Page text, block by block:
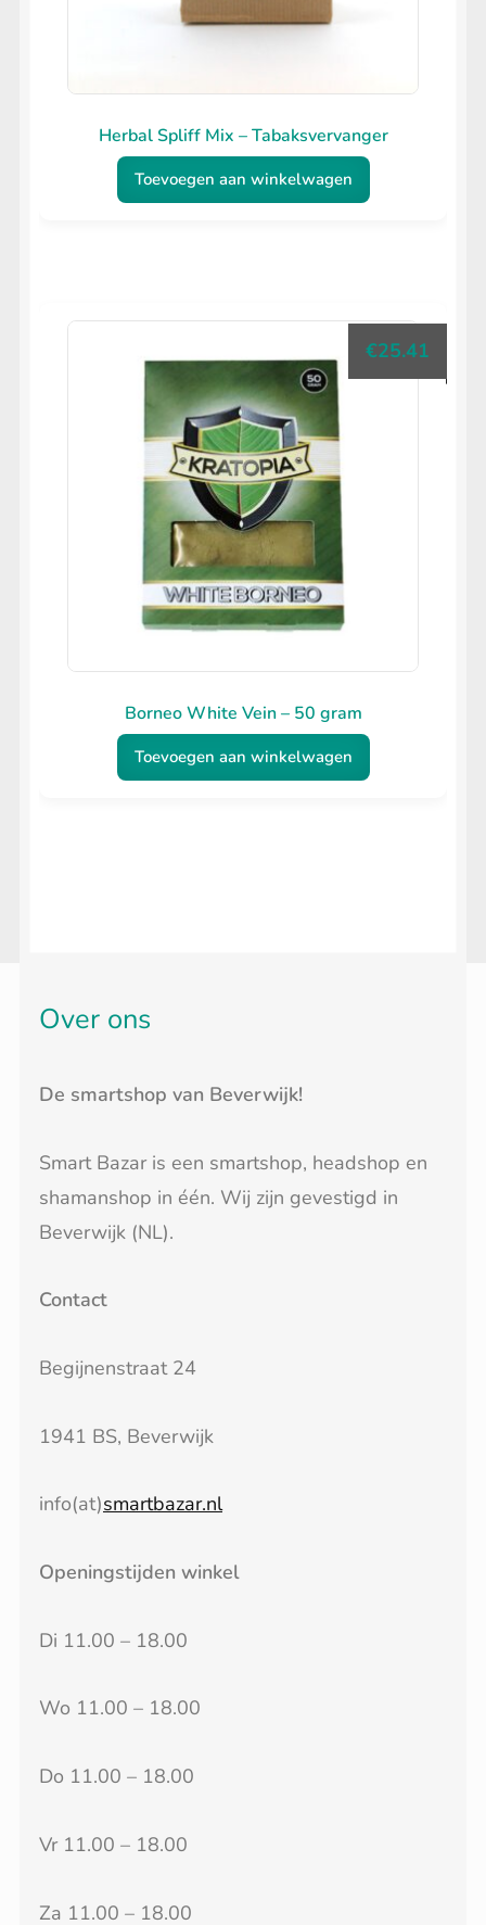
Herbal Spliff Mix – Tabaksvervanger
Toevoegen aan winkelwagen
Borneo White Vein – 50 gram
€25.41
Toevoegen aan winkelwagen
Over ons
De smartshop van Beverwijk!
Smart Bazar is een smartshop, headshop en
shamanshop in één. Wij zijn gevestigd in
Beverwijk (NL).
Contact
Begijnenstraat 24
1941 BS, Beverwijk
info(at)smartbazar.nl
Openingstijden winkel
Di 11.00 – 18.00
Wo 11.00 – 18.00
Do 11.00 – 18.00
Vr 11.00 – 18.00
Za 11.00 – 18.00